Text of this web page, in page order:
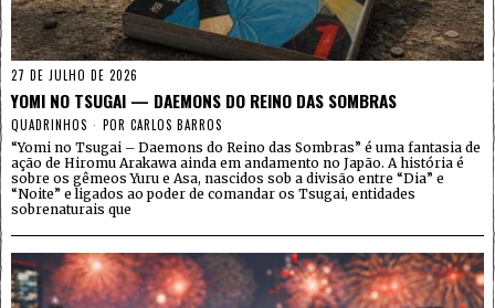
27 DE JULHO DE 2026
YOMI NO TSUGAI — DAEMONS DO REINO DAS SOMBRAS
QUADRINHOS POR CARLOS BARROS
“Yomi no Tsugai – Daemons do Reino das Sombras” é uma fantasia de
ação de Hiromu Arakawa ainda em andamento no Japão. A história é
sobre os gêmeos Yuru e Asa, nascidos sob a divisão entre “Dia” e
“Noite” e ligados ao poder de comandar os Tsugai, entidades
sobrenaturais que